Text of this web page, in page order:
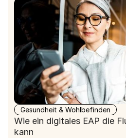
Gesundheit & Wohlbefinden
Wie ein digitales EAP die
kann